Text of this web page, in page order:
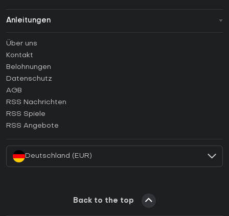
Anleitungen
Anleitungen
Wie aktiviert man einen Steam CD Key?
Wie aktiviert man einen Epic Games CD Key?
Wie aktiviert man einen GOG CD Key?
Wie aktiviert man einen Ubisoft Connect CD Key?
Wie aktiviert man einen EA App CD Key?
Über uns
Kontakt
Belohnungen
Datenschutz
AGB
RSS Nachrichten
RSS Spiele
RSS Angebote
Deutschland (EUR)
Back to the top